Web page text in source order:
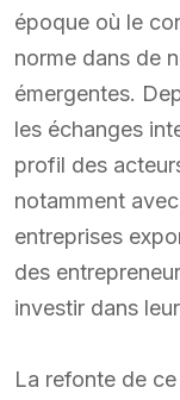
époque où le
norme dans de
émergentes.
les échanges
profil des
notamment
entreprises
des
investir dans
La refonte de